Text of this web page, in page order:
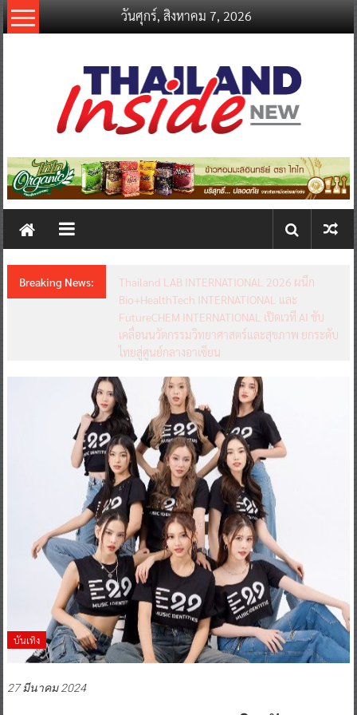
Skip
to
วันศุกร์, สิงหาคม 7, 2026
thailandinsidenew.com
Thailand
New
Breaking News:
Thailand LAB INTERNATIONAL 2026 ผนึก
Bio+HealthTech INTERNATIONAL และ
FutureCHEM INTERNATIONAL เปิดเวที AI ขับ
เคลื่อนนวัตกรรมวิทยาศาสตร์และสุขภาพ ยกระดับ
ไทยสู่ศูนย์กลางอาเซียน
บันเทิง
27 มีนาคม 2024